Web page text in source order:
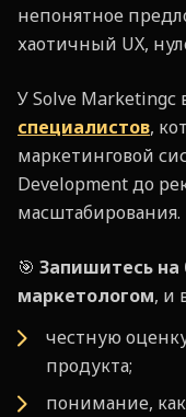
непонятное
хаотичный UX,
У Solve Marketingс
специалистов,
маркетинговой
Development до
масштабирования.
🎯 Запишитесь на
маркетологом, и
честную
продукта;
понимание,